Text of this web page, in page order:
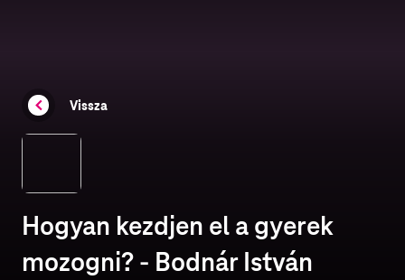
Vissza
Hogyan kezdjen el a gyerek
mozogni? - Bodnár István